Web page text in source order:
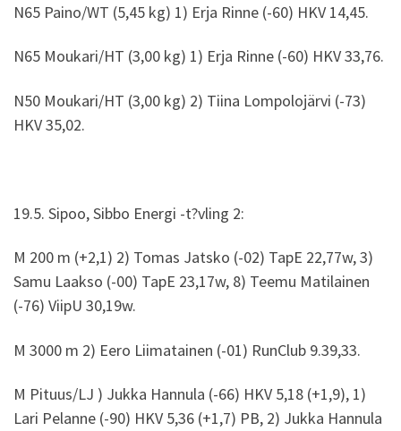
N65 Paino/WT (5,45 kg) 1) Erja Rinne (-60) HKV 14,45.
N65 Moukari/HT (3,00 kg) 1) Erja Rinne (-60) HKV 33,76.
N50 Moukari/HT (3,00 kg) 2) Tiina Lompolojärvi (-73)
HKV 35,02.
19.5. Sipoo, Sibbo Energi -t?vling 2:
M 200 m (+2,1) 2) Tomas Jatsko (-02) TapE 22,77w, 3)
Samu Laakso (-00) TapE 23,17w, 8) Teemu Matilainen
(-76) ViipU 30,19w.
M 3000 m 2) Eero Liimatainen (-01) RunClub 9.39,33.
M Pituus/LJ ) Jukka Hannula (-66) HKV 5,18 (+1,9), 1)
Lari Pelanne (-90) HKV 5,36 (+1,7) PB, 2) Jukka Hannula